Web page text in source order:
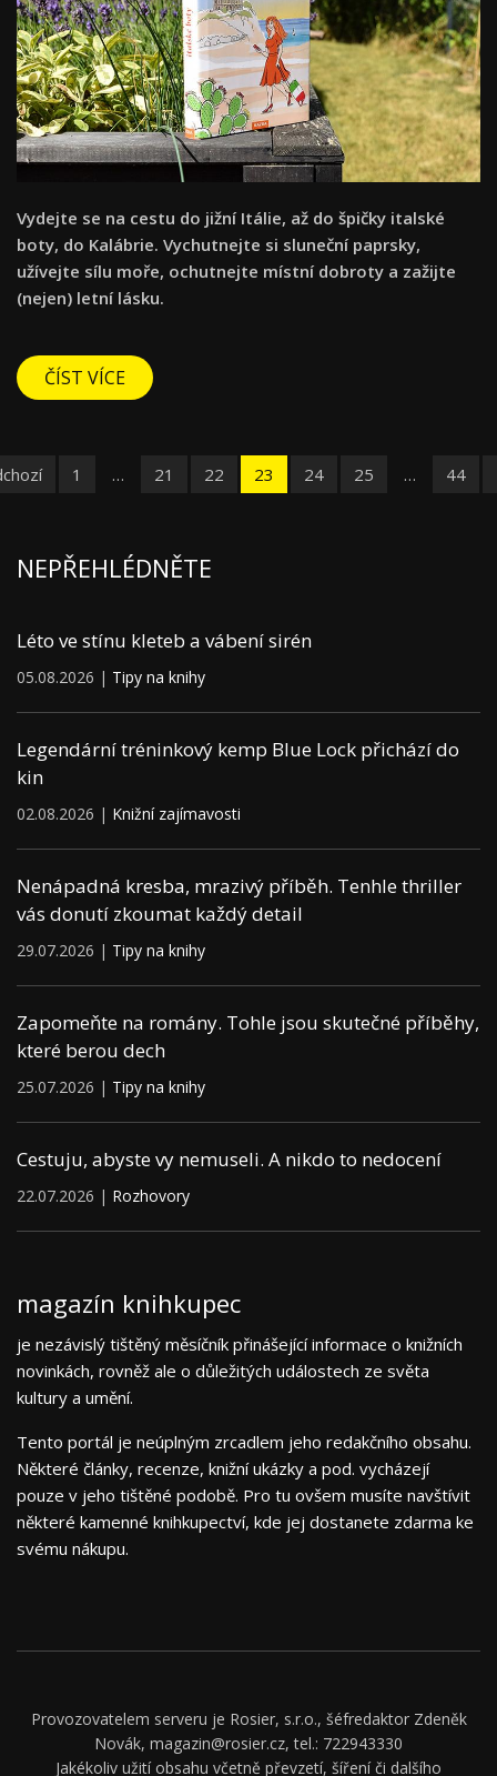
Vydejte se na cestu do jižní Itálie, až do špičky italské
boty, do Kalábrie. Vychutnejte si sluneční paprsky,
užívejte sílu moře, ochutnejte místní dobroty a zažijte
(nejen) letní lásku.
ČÍST VÍCE
1 … 21 22 23 24 25 … 44
NEPŘEHLÉDNĚTE
Léto ve stínu kleteb a vábení sirén
05.08.2026 | Tipy na knihy
Legendární tréninkový kemp Blue Lock přichází do
kin
02.08.2026 | Knižní zajímavosti
Nenápadná kresba, mrazivý příběh. Tenhle thriller
vás donutí zkoumat každý detail
29.07.2026 | Tipy na knihy
Zapomeňte na romány. Tohle jsou skutečné příběhy,
které berou dech
25.07.2026 | Tipy na knihy
Cestuju, abyste vy nemuseli. A nikdo to nedocení
22.07.2026 | Rozhovory
magazín knihkupec
je nezávislý tištěný měsíčník přinášející informace o knižních
novinkách, rovněž ale o důležitých událostech ze světa
kultury a umění.
Tento portál je neúplným zrcadlem jeho redakčního obsahu.
Některé články, recenze, knižní ukázky a pod. vycházejí
pouze v jeho tištěné podobě. Pro tu ovšem musíte navštívit
některé kamenné knihkupectví, kde jej dostanete zdarma ke
svému nákupu.
Provozovatelem serveru je Rosier, s.r.o., šéfredaktor Zdeněk
Novák, magazin@rosier.cz, tel.: 722943330
Jakékoliv užití obsahu včetně převzetí, šíření či dalšího